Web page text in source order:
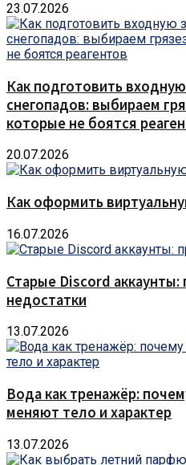
23.07.2026
Как подготовить
снегопадов: выбираем
которые не боятся
20.07.2026
Как оформить
16.07.2026
Старые Discord
недостатки
13.07.2026
Вода как тренажёр:
меняют тело и характер
13.07.2026